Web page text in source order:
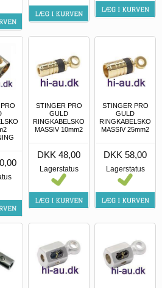
STINGER PRO
GULD
RINGKABELSKO
MASSIV 10mm2
DKK 48,00
Lagerstatus
STINGER PRO
GULD
RINGKABELSKO
MASSIV 25mm2
DKK 58,00
Lagerstatus